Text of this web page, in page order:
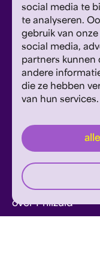
social media te
te analyseren.
gebruik van
social media,
partners kunnen
andere
die ze hebben
van hun services.
Vestiging
Jan van
Vestiging
Sint Theresiaplein
info@philzuid.nl
over Philzuid